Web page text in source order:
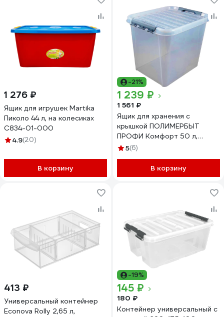
1 276 ₽
Ящик для игрушек Martika
Пиколо 44 л, на колесиках
С834-01-000
4.9(20)
В корзину
-21%
1 239 ₽
1 561 ₽
Ящик для хранения с
крышкой ПОЛИМЕРБЫТ
ПРОФИ Комфорт 50 л,
прозрачный 63200796
5(6)
В корзину
413 ₽
Универсальный контейнер
Econova Rolly 2,65 л,
-19%
145 ₽
180 ₽
Контейнер универсальный с